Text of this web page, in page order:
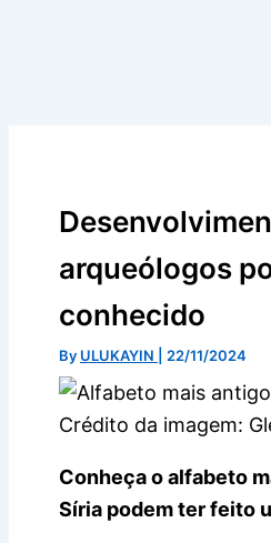
arqueólogos
conhecido
By ULUKAYIN 22/11/2024
Crédito da imagem:
Conheça o alfabeto
Síria podem ter feito